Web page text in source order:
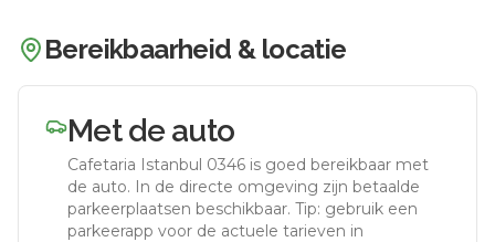
Bereikbaarheid & locatie
Met de auto
Cafetaria Istanbul 0346 is goed bereikbaar met
de auto. In de directe omgeving zijn betaalde
parkeerplaatsen beschikbaar. Tip: gebruik een
parkeerapp voor de actuele tarieven in